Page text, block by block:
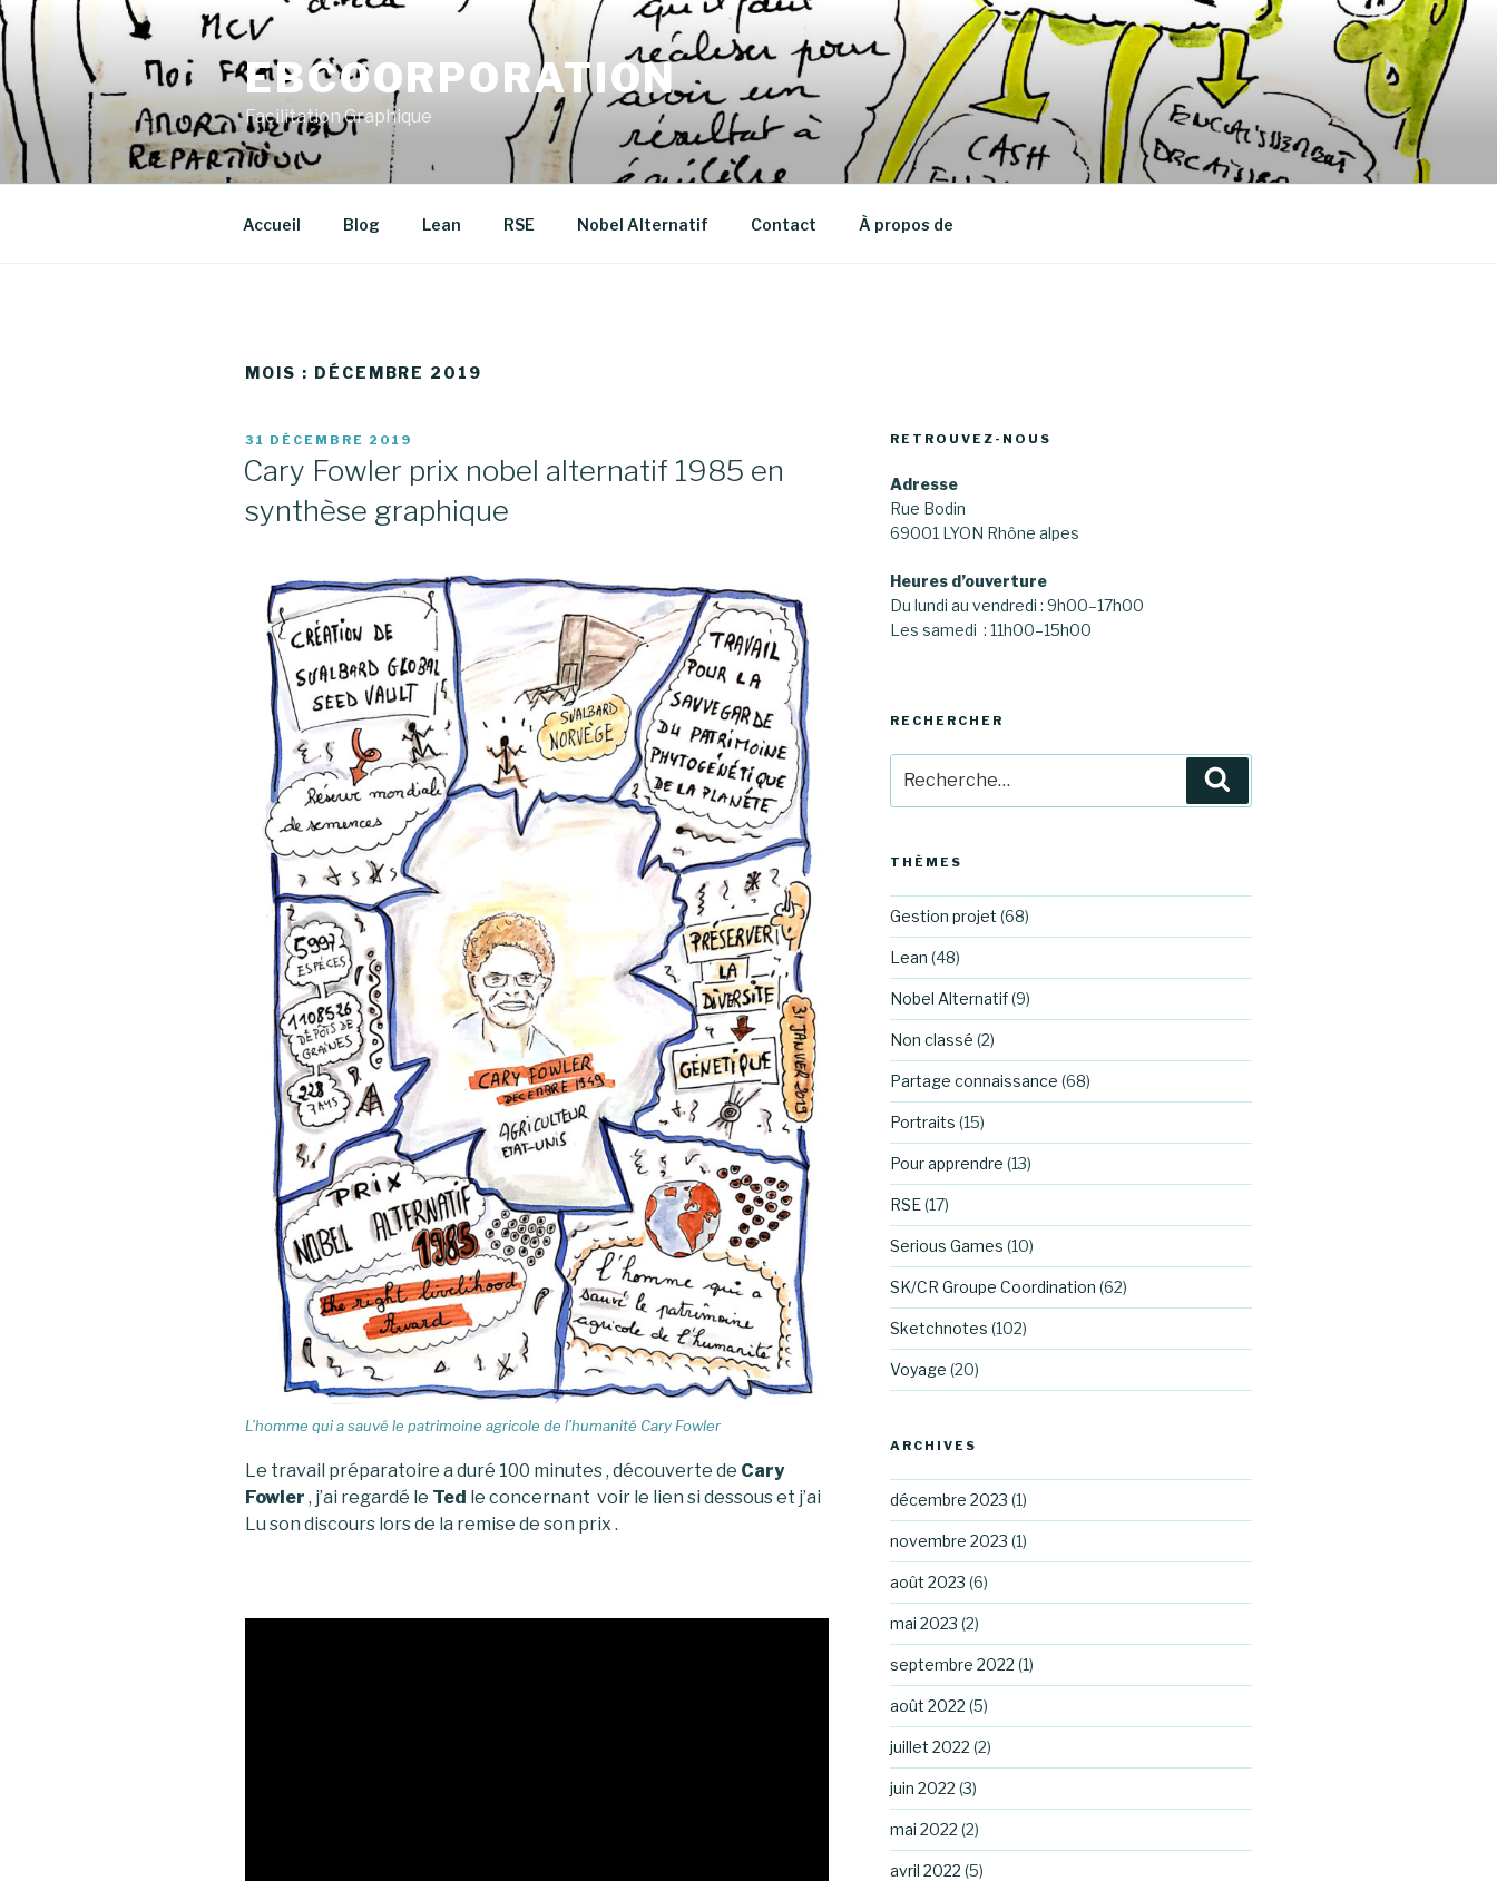
Aller
au
contenu
principal
EBCOORPORATION
Facilitation Graphique
Accueil Blog Lean RSE Nobel Alternatif Contact À propos de
MOIS : DÉCEMBRE 2019
PUBLIÉ
LE
31 DÉCEMBRE 2019
Cary Fowler prix nobel alternatif 1985 en
synthèse graphique
L’homme qui a sauvé le patrimoine agricole de l’humanité Cary Fowler
Le travail préparatoire a duré 100 minutes , découverte de Cary
Fowler , j’ai regardé le Ted le concernant voir le lien si dessous et j’ai
Lu son discours lors de la remise de son prix .
RETROUVEZ-NOUS
Adresse
Rue Bodin
69001 LYON Rhône alpes
Heures d’ouverture
Du lundi au vendredi : 9h00–17h00
Les samedi : 11h00–15h00
RECHERCHER
pour
THÈMES
Gestion projet (68)
Lean (48)
Nobel Alternatif(9)
Non classé (2)
Partage connaissance (68)
Portraits (15)
Pour apprendre (13)
RSE(17)
Serious Games (10)
SK/CR Groupe Coordination (62)
Sketchnotes (102)
Voyage (20)
ARCHIVES
décembre 2023 (1)
novembre 2023 (1)
août 2023 (6)
mai 2023 (2)
septembre 2022 (1)
août 2022 (5)
juillet 2022 (2)
juin 2022 (3)
mai 2022 (2)
avril 2022 (5)